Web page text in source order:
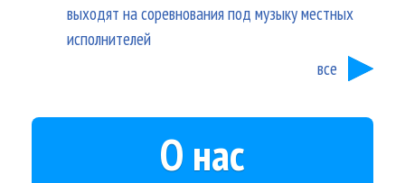
выходят на соревнования под музыку местных
исполнителей
все
О нас